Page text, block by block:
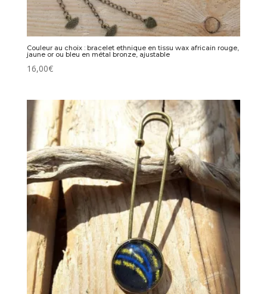
Couleur au choix : bracelet ethnique en tissu wax africain rouge,
jaune or ou bleu en métal bronze, ajustable
16,00€